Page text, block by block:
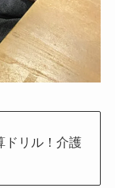
ドリル！介護